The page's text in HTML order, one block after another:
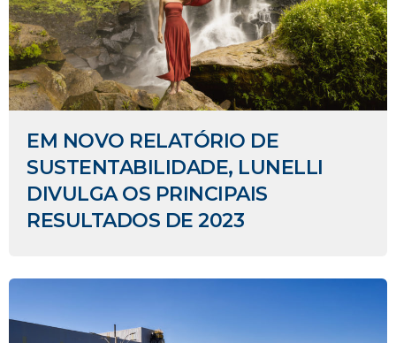
EM NOVO RELATÓRIO DE
SUSTENTABILIDADE, LUNELLI
DIVULGA OS PRINCIPAIS
RESULTADOS DE 2023